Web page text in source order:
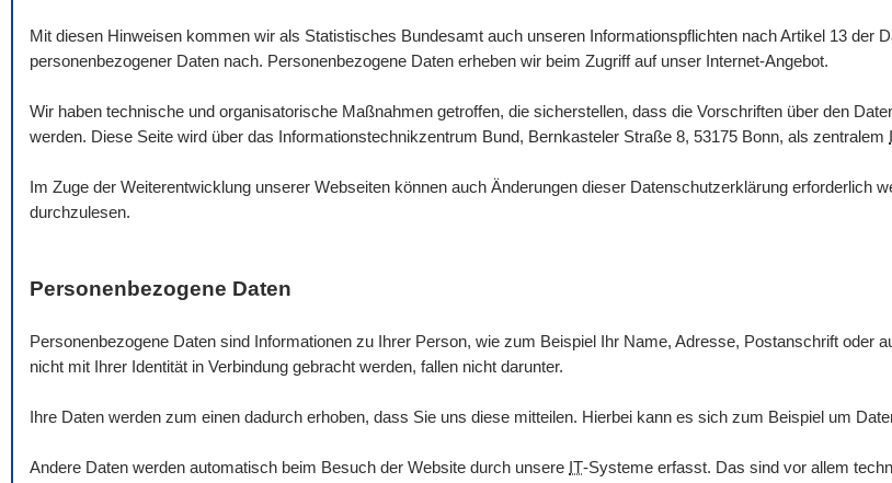
Mit diesen Hinweisen kommen wir als Statistisches Bundesamt auch unseren Informationspflichten nach Artikel 13 der
personenbezogener Daten nach. Personenbezogene Daten erheben wir beim Zugriff auf unser Internet-Angebot.
Wir haben technische und organisatorische Maßnahmen getroffen, die sicherstellen, dass die Vorschriften über den
werden. Diese Seite wird über das Informationstechnikzentrum Bund, Bernkasteler Straße 8, 53175 Bonn, als zentralem
Im Zuge der Weiterentwicklung unserer Webseiten können auch Änderungen dieser Datenschutzerklärung erforderlich
durchzulesen.
Personenbezogene Daten
Personenbezogene Daten sind Informationen zu Ihrer Person, wie zum Beispiel Ihr Name, Adresse, Postanschrift oder
nicht mit Ihrer Identität in Verbindung gebracht werden, fallen nicht darunter.
Ihre Daten werden zum einen dadurch erhoben, dass Sie uns diese mitteilen. Hierbei kann es sich zum Beispiel um
Andere Daten werden automatisch beim Besuch der Website durch unsere IT-Systeme erfasst. Das sind vor allem